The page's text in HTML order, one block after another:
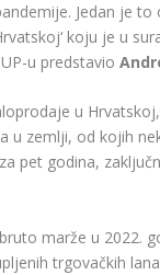
Jedan je
koju je u
u predstavio
u
zemlji, od kojih
pet godina,
marže u 2022.
trgovačkih